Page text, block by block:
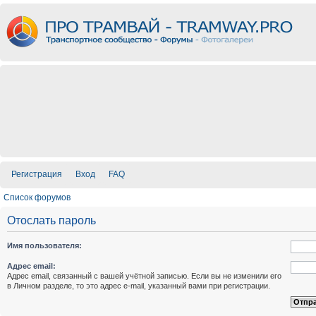
Регистрация Вход FAQ
Список форумов
Отослать пароль
Имя пользователя:
Адрес email:
Адрес email, связанный с вашей учётной записью. Если вы не изменили его
в Личном разделе, то это адрес e-mail, указанный вами при регистрации.